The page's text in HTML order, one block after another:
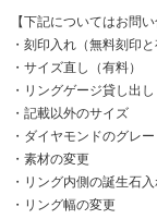
【下記についてはお問
・刻印入れ（無料刻印と
・サイズ直し（有料）
・リングゲージ貸し出し
・記載以外のサイズ
・ダイヤモンドのグレ
・素材の変更
・リング内側の誕生石入
・リング幅の変更